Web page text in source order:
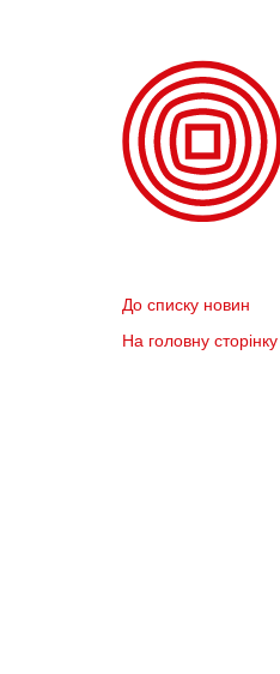
До списку новин
На головну сторінку